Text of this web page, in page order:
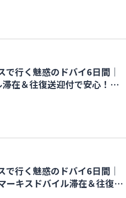
行く魅惑のドバイ6日間｜
在＆往復送迎付で安心！
行く魅惑のドバイ6日間｜
ーキスドバイル滞在＆往復送